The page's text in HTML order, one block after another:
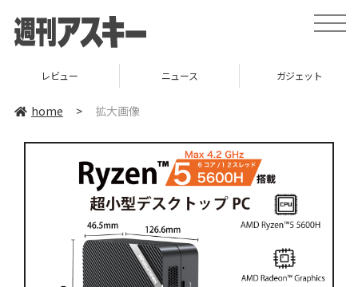
toggle
レビュー ニュース ガジェット
home > 拡大画像